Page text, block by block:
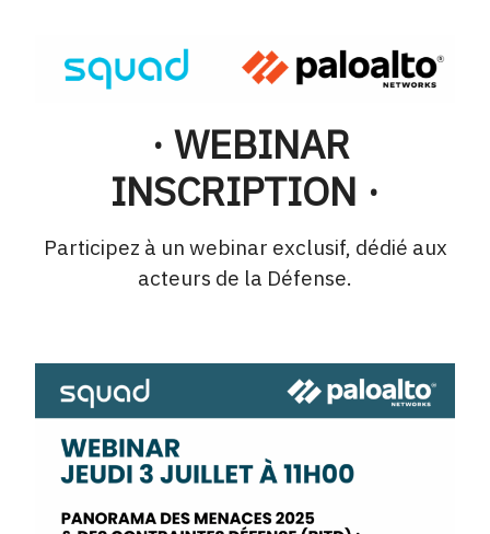
· WEBINAR
INSCRIPTION ·
Participez à un webinar exclusif, dédié aux
acteurs de la Défense.